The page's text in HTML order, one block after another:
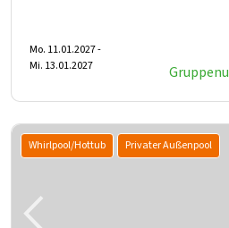
Mo. 11.01.2027 -
Mi. 13.01.2027
Whirlpool/Hottub Privater Außenpool